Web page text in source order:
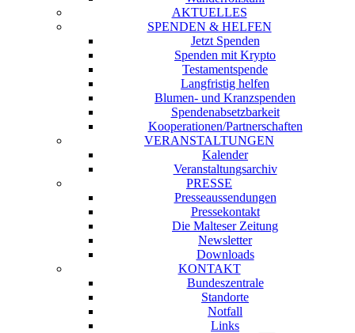
AKTUELLES
SPENDEN & HELFEN
Jetzt Spenden
Spenden mit Krypto
Testamentspende
Langfristig helfen
Blumen- und Kranzspenden
Spendenabsetzbarkeit
Kooperationen/Partnerschaften
VERANSTALTUNGEN
Kalender
Veranstaltungsarchiv
PRESSE
Presseaussendungen
Pressekontakt
Die Malteser Zeitung
Newsletter
Downloads
KONTAKT
Bundeszentrale
Standorte
Notfall
Links